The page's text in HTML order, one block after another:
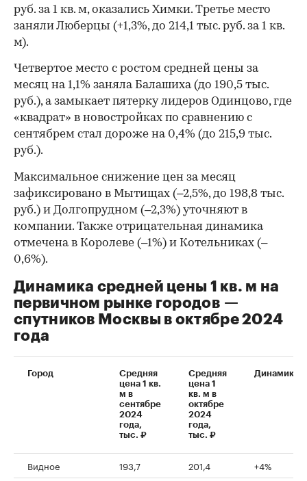
руб. за 1 кв. м, оказались Химки. Третье место
заняли Люберцы (+1,3%, до 214,1 тыс. руб. за 1 кв.
м).
Четвертое место с ростом средней цены за
месяц на 1,1% заняла Балашиха (до 190,5 тыс.
руб.), а замыкает пятерку лидеров Одинцово, где
«квадрат» в новостройках по сравнению с
сентябрем стал дороже на 0,4% (до 215,9 тыс.
руб.).
00:00 / 00:00
Максимальное снижение цен за месяц
зафиксировано в Мытищах (–2,5%, до 198,8 тыс.
руб.) и Долгопрудном (–2,3%) уточняют в
компании. Также отрицательная динамика
отмечена в Королеве (–1%) и Котельниках (–
0,6%).
Динамика средней цены 1 кв. м на
первичном рынке городов —
спутников Москвы в октябре 2024
года
Город
Средняя
цена 1 кв.
м в
сентябре
2024
года,
тыс. ₽
Средняя
цена 1
кв. м в
октябре
2024
года,
тыс. ₽
Динамика
Видное 193,7 201,4
+4%